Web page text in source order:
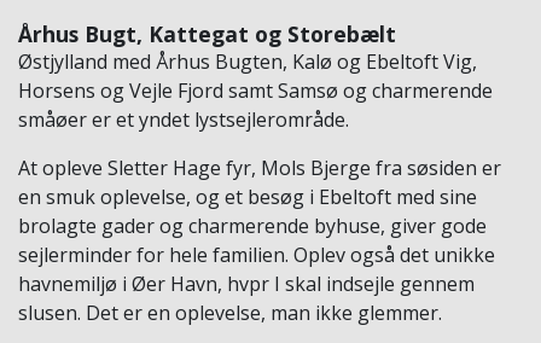
Århus Bugt, Kattegat og Storebælt
Østjylland med Århus Bugten, Kalø og Ebeltoft Vig,
Horsens og Vejle Fjord samt Samsø og charmerende
småøer er et yndet lystsejlerområde.
At opleve Sletter Hage fyr, Mols Bjerge fra søsiden er
en smuk oplevelse, og et besøg i Ebeltoft med sine
brolagte gader og charmerende byhuse, giver gode
sejlerminder for hele familien. Oplev også det unikke
havnemiljø i Øer Havn, hvpr I skal indsejle gennem
slusen. Det er en oplevelse, man ikke glemmer.